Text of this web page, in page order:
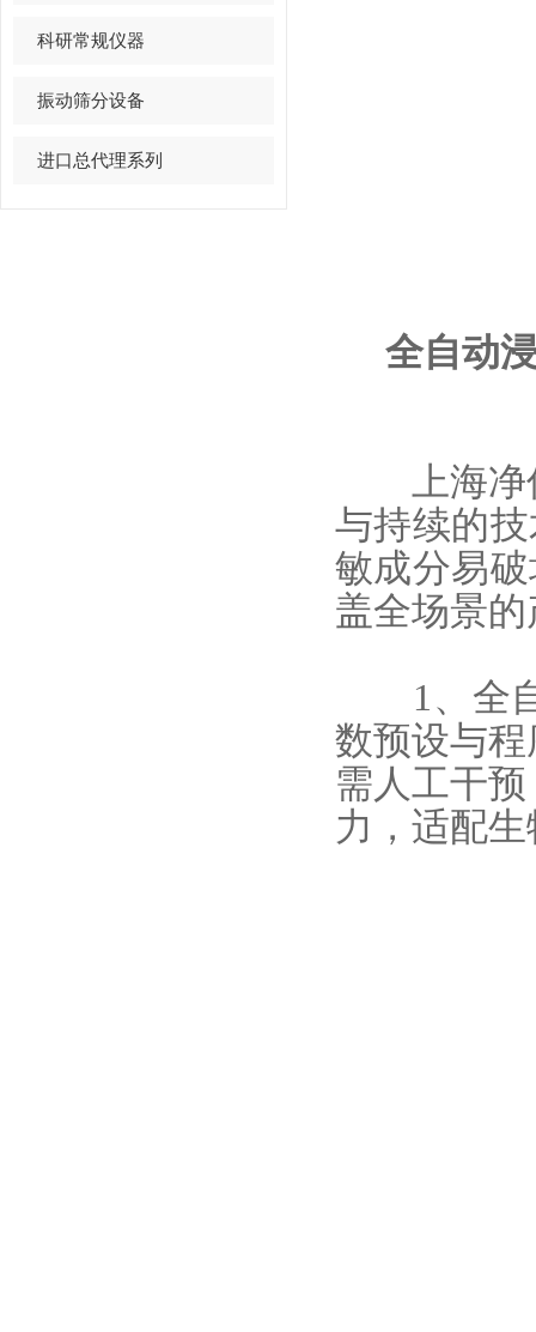
科研常规仪器
振动筛分设备
进口总代理系列
全自动
上海净信
与持续的
敏成分易
盖全场景
1、全自
数预设与
需人工干
力，适配